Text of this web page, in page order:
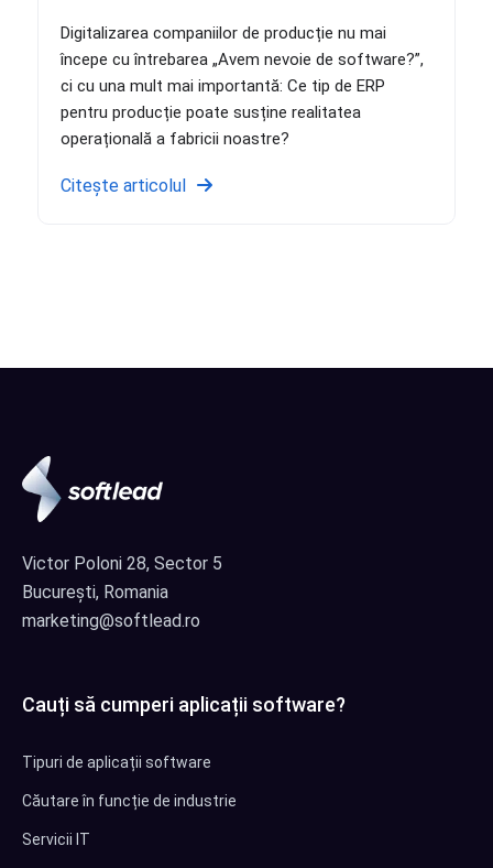
Digitalizarea companiilor de producție nu mai
începe cu întrebarea „Avem nevoie de software?”,
ci cu una mult mai importantă: Ce tip de ERP
pentru producție poate susține realitatea
operațională a fabricii noastre?
Citește articolul
Victor Poloni 28, Sector 5
București, Romania
marketing@softlead.ro
Cauți să cumperi aplicații software?
Tipuri de aplicații software
Căutare în funcție de industrie
Servicii IT